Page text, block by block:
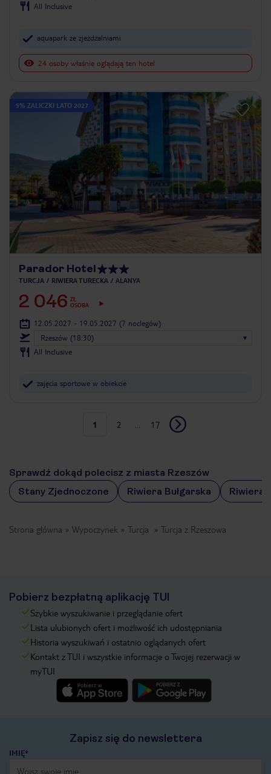
All Inclusive
aquapark ze zjeżdżalniami
24 osoby właśnie oglądają ten hotel
5% ZALICZKI LATO 2027
Parador Hotel
TURCJA RIWIERA TURECKA ALANYA
2 046 ZŁ
OSOBA
12.05.2027 - 19.05.2027 (7 noclegów)
Rzeszów (18:30)
All Inclusive
zajęcia sportowe w obiekcie
1 2 17
Sprawdź dokąd polecisz z miasta Rzeszów
Stany Zjednoczone
Riwiera Bułgarska Riwiera
Strona główna Wypoczynek Turcja Turcja z Rzeszowa
Pobierz bezpłatną aplikację TUI
Szybkie wyszukiwanie i przeglądanie ofert
Lista ulubionych ofert i możliwość ich udostępniania
Historia wyszukiwań i ostatnio oglądanych ofert
Kontakt z TUI i wszystkie informacje o Twojej rezerwacji w
myTUI
Zapisz się do newslettera
IMIĘ*